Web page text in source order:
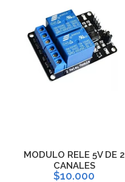
MODULO RELE 5V DE 2
CANALES
$10.000